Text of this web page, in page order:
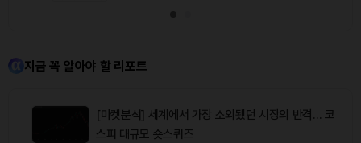
지금 꼭 알아야 할 리포트
[마켓분석] 세계에서 가장 소외됐던 시장의 반격… 코
스피 대규모 숏스퀴즈